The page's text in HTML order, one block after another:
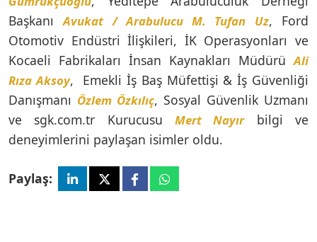
BaşkanıAvukat / Arabulucu M. Tufan Uz, Ford
Otomotiv Endüstri İlişkileri, İK Operasyonları ve
Kocaeli Fabrikaları İnsan Kaynakları MüdürüAli
Rıza Aksoy, Emekli İş Baş Müfettişi & İş Güvenliği
Danışmanı Özlem Özkılıç, Sosyal Güvenlik Uzmanı
ve sgk.com.tr Kurucusu Mert Nayırbilgi ve
deneyimlerini paylaşan isimler oldu.
Paylaş: